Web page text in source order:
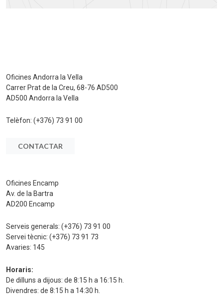
Oficines Andorra la Vella
Carrer Prat de la Creu, 68-76 AD500
AD500 Andorra la Vella
Telèfon: (+376) 73 91 00
CONTACTAR
Oficines Encamp
Av. de la Bartra
AD200 Encamp
Serveis generals: (+376) 73 91 00
Servei tècnic: (+376) 73 91 73
Avaries: 145
Horaris:
De dilluns a dijous: de 8:15 h a 16:15 h.
Divendres: de 8:15 h a 14:30 h.